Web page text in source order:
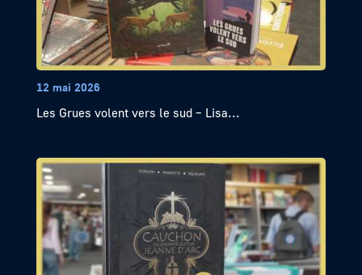
12 mai 2026
Les Grues volent vers le sud – Lisa...